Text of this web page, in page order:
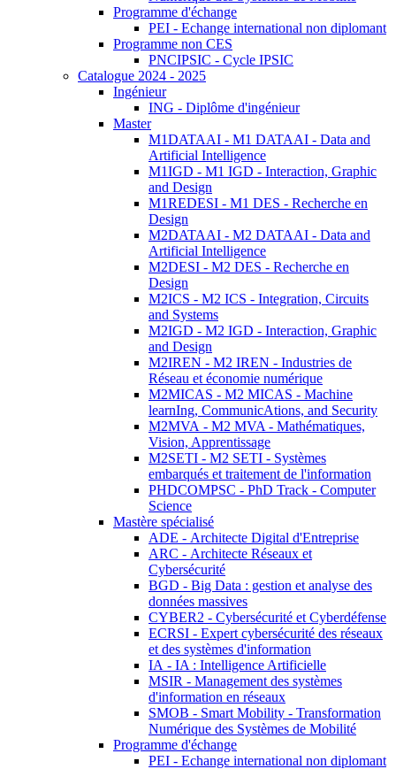
Programme d'échange
PEI - Echange international non diplomant
Programme non CES
PNCIPSIC - Cycle IPSIC
Catalogue 2024 - 2025
Ingénieur
ING - Diplôme d'ingénieur
Master
M1DATAAI - M1 DATAAI - Data and
Artificial Intelligence
M1IGD - M1 IGD - Interaction, Graphic
and Design
M1REDESI - M1 DES - Recherche en
Design
M2DATAAI - M2 DATAAI - Data and
Artificial Intelligence
M2DESI - M2 DES - Recherche en
Design
M2ICS - M2 ICS - Integration, Circuits
and Systems
M2IGD - M2 IGD - Interaction, Graphic
and Design
M2IREN - M2 IREN - Industries de
Réseau et économie numérique
M2MICAS - M2 MICAS - Machine
learnIng, CommunicAtions, and Security
M2MVA - M2 MVA - Mathématiques,
Vision, Apprentissage
M2SETI - M2 SETI - Systèmes
embarqués et traitement de l'information
PHDCOMPSC - PhD Track - Computer
Science
Mastère spécialisé
ADE - Architecte Digital d'Entreprise
ARC - Architecte Réseaux et
Cybersécurité
BGD - Big Data : gestion et analyse des
données massives
CYBER2 - Cybersécurité et Cyberdéfense
ECRSI - Expert cybersécurité des réseaux
et des systèmes d'information
IA - IA : Intelligence Artificielle
MSIR - Management des systèmes
d'information en réseaux
SMOB - Smart Mobility - Transformation
Numérique des Systèmes de Mobilité
Programme d'échange
PEI - Echange international non diplomant